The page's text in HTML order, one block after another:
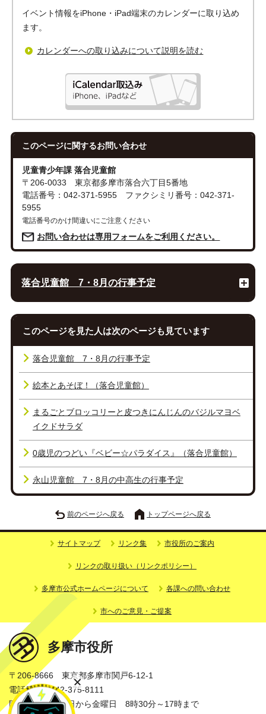
イベント情報をiPhone・iPad端末のカレンダーに取り込め
ます。
カレンダーへの取り込みについて説明を読む
このページに関するお問い合わせ
児童青少年課 落合児童館
〒206-0033 東京都多摩市落合六丁目5番地
電話番号：042-371-5955 ファクシミリ番号：042-371-
5955
電話番号のかけ間違いにご注意ください
お問い合わせは専用フォームをご利用ください。
落合児童館 7・8月の行事予定
このページを見た人は次のページも見ています
落合児童館 7・8月の行事予定
絵本とあそぼ！（落合児童館）
まるごとブロッコリーと皮つきにんじんのバジルマヨベ
イクドサラダ
0歳児のつどい『ベビー☆パラダイス』（落合児童館）
永山児童館 7・8月の中高生の行事予定
前のページへ戻る トップページへ戻る
サイトマップ リンク集 市役所のご案内
リンクの取り扱い（リンクポリシー）
多摩市公式ホームページについて 各課への問い合わせ
市へのご意見・ご提案
多摩市役所
〒206-8666 東京都多摩市関戸6-12-1
電話番号：042-375-8111
開庁時間：月曜日から金曜日 8時30分～17時まで